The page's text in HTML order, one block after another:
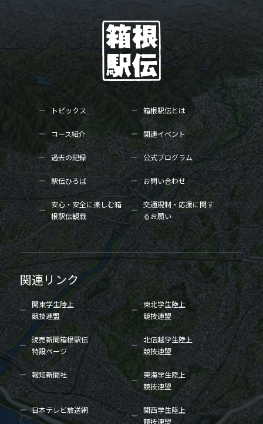
トピックス 箱根駅伝とは
コース紹介 関連イベント
過去の記録 公式プログラム
駅伝ひろば お問い合わせ
安心・安全に楽しむ箱
根駅伝観戦
交通規制・応援に関す
るお願い
関連リンク
関東学生陸上
競技連盟
東北学生陸上
競技連盟
読売新聞箱根駅伝
特設ページ
北信越学生陸上
競技連盟
報知新聞社
東海学生陸上
競技連盟
日本テレビ放送網
関西学生陸上
競技連盟